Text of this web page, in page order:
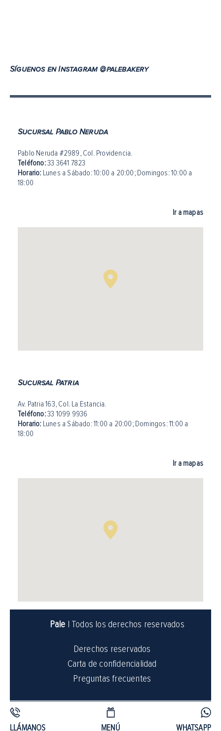
LLÁMANOS MENÚ WHATSAPP
Síguenos en Instagram @palebakery
Sucursal Pablo Neruda
Pablo Neruda #2989, Col. Providencia.
Teléfono:33 3641 7823
Horario: Lunes a Sábado: 10:00 a 20:00; Domingos: 10:00 a
18:00
Ir a mapas
Sucursal Patria
Av. Patria 163, Col. La Estancia.
Teléfono:33 1099 9936
Horario: Lunes a Sábado: 11:00 a 20:00; Domingos: 11:00 a
18:00
Ir a mapas
Pale | Todos los derechos reservados
Derechos reservados
Carta de confidencialidad
Preguntas frecuentes